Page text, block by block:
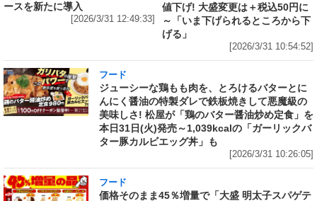
ースを新たに導入
[2026/3/31 12:49:33]
値下げ! 大盛変更は＋税込50円に
～「いま下げられるところから下
げる」
[2026/3/31 10:54:52]
フード
ジューシーな鶏もも肉を、とろけるバターとに
んにく醤油の特製ダレで鉄板焼きして悪魔級の
美味しさ! 松屋が「鶏のバター醤油炒め定食」を
本日31日(火)発売～1,039kcalの「ガーリックバ
ター豚カルビエッグ丼」も
[2026/3/31 10:26:05]
フード
価格そのまま45％増量で「大盛 明太子スパゲテ